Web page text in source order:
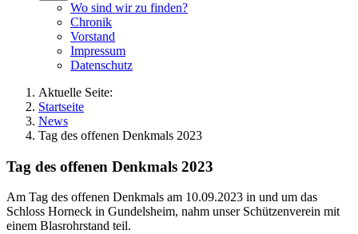
Wo sind wir zu finden?
Chronik
Vorstand
Impressum
Datenschutz
Aktuelle Seite:
Startseite
News
Tag des offenen Denkmals 2023
Tag des offenen Denkmals 2023
Am Tag des offenen Denkmals am 10.09.2023 in und um das
Schloss Horneck in Gundelsheim, nahm unser Schützenverein mit
einem Blasrohrstand teil.